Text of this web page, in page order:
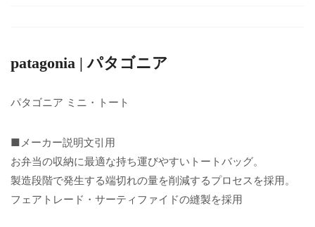
patagonia | パタゴニア
パタゴニア ミニ・トート
■メーカー説明文引用
お弁当の収納に最適な持ち運びやすいトートバッグ。
製造段階で発生する端切れの量を削減するプロセスを採用。
フェアトレード・サーティファイドの縫製を採用